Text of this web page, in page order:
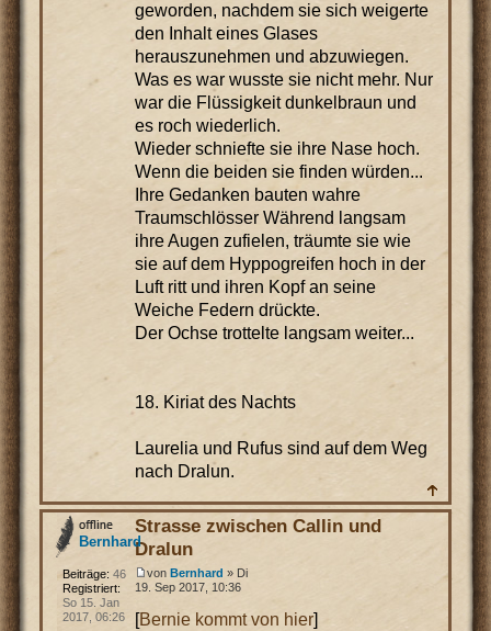
geworden, nachdem sie sich weigerte
den Inhalt eines Glases
herauszunehmen und abzuwiegen.
Was es war wusste sie nicht mehr. Nur
war die Flüssigkeit dunkelbraun und
es roch wiederlich.
Wieder schniefte sie ihre Nase hoch.
Wenn die beiden sie finden würden...
Ihre Gedanken bauten wahre
Traumschlösser Während langsam
ihre Augen zufielen, träumte sie wie
sie auf dem Hyppogreifen hoch in der
Luft ritt und ihren Kopf an seine
Weiche Federn drückte.
Der Ochse trottelte langsam weiter...
18. Kiriat des Nachts
Laurelia und Rufus sind auf dem Weg
nach Dralun.
Strasse zwischen Callin und
Dralun
von Bernhard » Di
19. Sep 2017, 10:36
[Bernie kommt von hier]
Bernhard
Beiträge: 46
Registriert:
So 15. Jan
2017, 06:26